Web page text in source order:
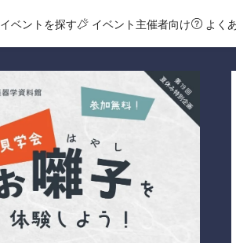
イベントを探す イベント主催者向け よく